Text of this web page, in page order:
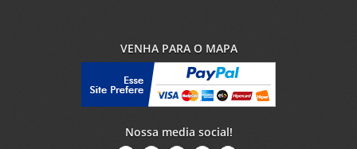
VENHA PARA O MAPA
Nossa media social!